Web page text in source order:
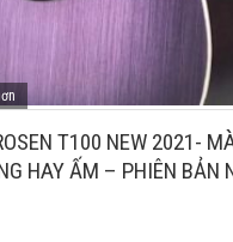
T100 NEW 2021-
HAY ẤM – PHIÊN BẢN